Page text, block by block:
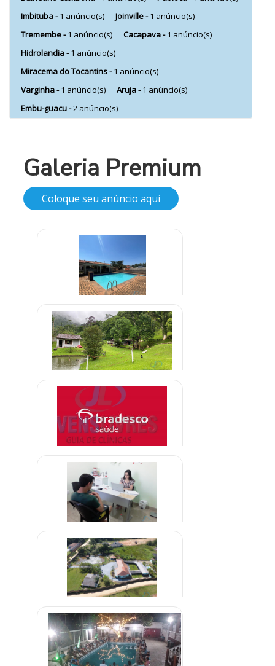
Imbituba -1 anúncio(s) Joinville -1 anúncio(s)
Tremembe -1 anúncio(s) Cacapava -1 anúncio(s)
Hidrolandia -1 anúncio(s)
Miracema do Tocantins -1 anúncio(s)
Varginha -1 anúncio(s) Aruja -1 anúncio(s)
Embu-guacu -2 anúncio(s)
Galeria Premium
Coloque seu anúncio aqui
Clínica Para Dependentes
Alcoólatras em Uberaba Minas
Gerais
R$ 1.500,00
Clínica em Embu Guaçu São Paulo
R$ 1.800,00
Clínica credenciada para
alcoólatras Bradesco Saúde
A combinar
Clínica de Vicios em Jogos Online
R$ 2.000,00
Clínica em Abadia de Goiás
R$ 1.500,00